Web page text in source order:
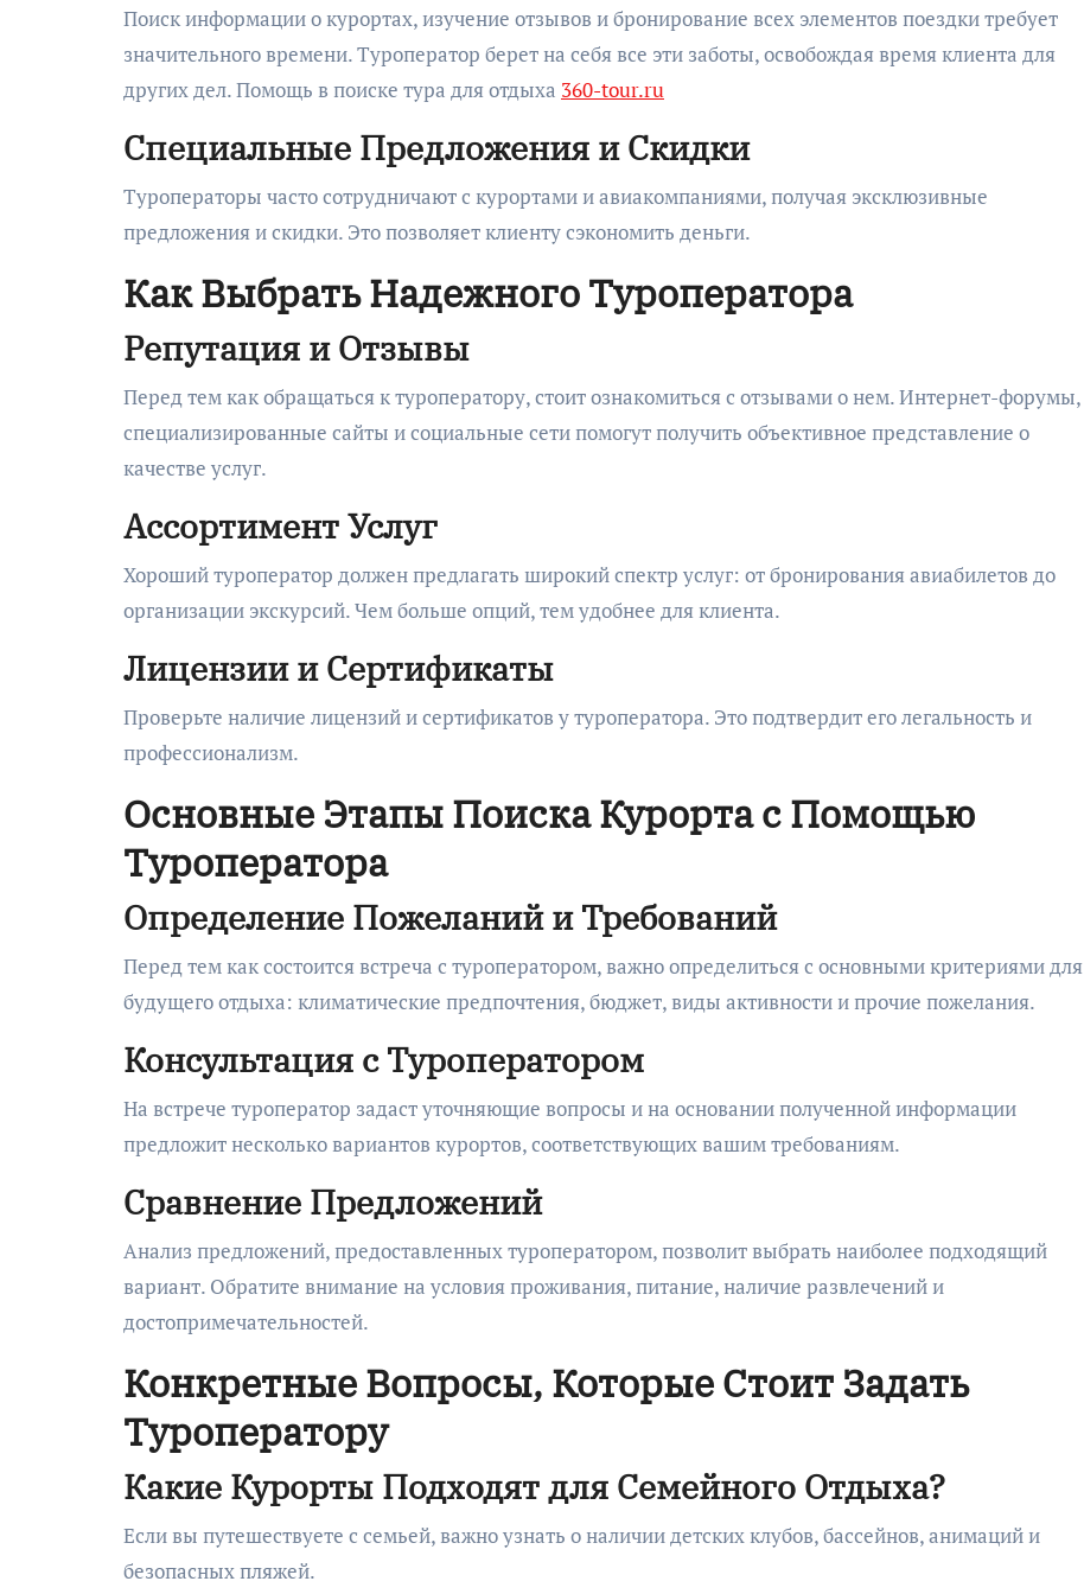
Поиск информации о курортах, изучение отзывов и бронирование всех элементов поездки требует
значительного времени. Туроператор берет на себя все эти заботы, освобождая время клиента для
других дел. Помощь в поиске тура для отдыха 360-tour.ru
Специальные Предложения и Скидки
Туроператоры часто сотрудничают с курортами и авиакомпаниями, получая эксклюзивные
предложения и скидки. Это позволяет клиенту сэкономить деньги.
Как Выбрать Надежного Туроператора
Репутация и Отзывы
Перед тем как обращаться к туроператору, стоит ознакомиться с отзывами о нем. Интернет-форумы,
специализированные сайты и социальные сети помогут получить объективное представление о
качестве услуг.
Ассортимент Услуг
Хороший туроператор должен предлагать широкий спектр услуг: от бронирования авиабилетов до
организации экскурсий. Чем больше опций, тем удобнее для клиента.
Лицензии и Сертификаты
Проверьте наличие лицензий и сертификатов у туроператора. Это подтвердит его легальность и
профессионализм.
Основные Этапы Поиска Курорта с Помощью
Туроператора
Определение Пожеланий и Требований
Перед тем как состоится встреча с туроператором, важно определиться с основными критериями для
будущего отдыха: климатические предпочтения, бюджет, виды активности и прочие пожелания.
Консультация с Туроператором
На встрече туроператор задаст уточняющие вопросы и на основании полученной информации
предложит несколько вариантов курортов, соответствующих вашим требованиям.
Сравнение Предложений
Анализ предложений, предоставленных туроператором, позволит выбрать наиболее подходящий
вариант. Обратите внимание на условия проживания, питание, наличие развлечений и
достопримечательностей.
Конкретные Вопросы, Которые Стоит Задать
Туроператору
Какие Курорты Подходят для Семейного Отдыха?
Если вы путешествуете с семьей, важно узнать о наличии детских клубов, бассейнов, анимаций и
безопасных пляжей.